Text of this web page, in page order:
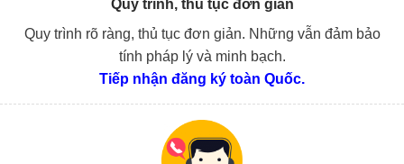
Quy trình, thủ tục đơn giản
Quy trình rõ ràng, thủ tục đơn giản. Những vẫn đảm bảo
tính pháp lý và minh bạch.
Tiếp nhận đăng ký toàn Quốc.